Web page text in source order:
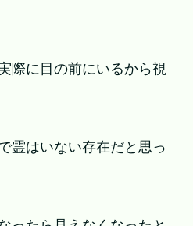
際に目の前にいるから視
霊はいない存在だと思っ